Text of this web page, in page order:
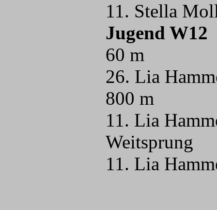
11. Stella
Jugend W12
60 m
26. Lia
800 m
11. Lia
Weitsprung
11. Lia